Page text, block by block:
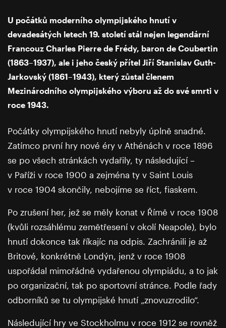
U počátků moderního olympijského hnutí v
devadesátých letech 19. století stál nejen legendární
Francouz Charles Pierre de Frédy, baron de Coubertin
(1863–1937), ale i jeho český přítel Jiří Stanislav Guth-
Jarkovský (1861–1943), který zůstal členem
Mezinárodního olympijského výboru až do své smrti v
roce 1943.
Počátky olympijského hnutí nebyly úplně snadné.
Zatímco první hry nové éry v Athénách v roce 1896
se po všech stránkách vydařily, ty následující –
v Paříži v roce 1900 a zejména ty v Saint Louis
v roce 1904 skončily, nebojíme se říct, fiaskem.
Po zrušení her, jež se měly konat v Římě v roce 1908
(kvůli rozsáhlému zemětřesení v okolí Neapole), bylo
hnutí dokonce tak říkajíc na odpis. Zachránili je až
Britové, konkrétně Londýn, jenž v roce 1908
uspořádal mimořádně vydařenou olympiádu, a to jak
po organizační, tak po sportovní stránce. Podle řady
odborníků se tu olympijské hnutí „znovuzrodilo“.
Následující hry ve Stockholmu v roce 1912 se rovněž